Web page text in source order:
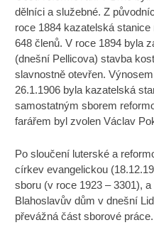
dělníci a služebné. Z
roce 1884 kazatelská
648 členů. V roce 1894 byla
(dnešní Pellicova) stavba
slavnostně otevřen.
26.1.1906 byla kazatelská
samostatným sborem
farářem byl zvolen Václav
Po sloučení luterské a
církev evangelickou
sboru (v roce 1923 – 3301),
Blahoslavův dům v dnešní
převážná část sborové